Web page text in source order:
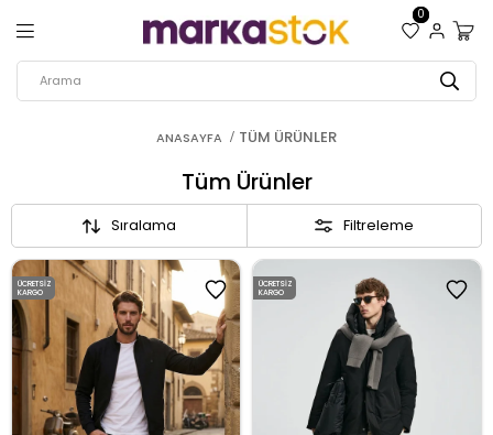
0
ANASAYFA TÜM ÜRÜNLER
Tüm Ürünler
Filtreleme
Sıralama
ÜCRETSIZ
KARGO
ÜCRETSIZ
KARGO